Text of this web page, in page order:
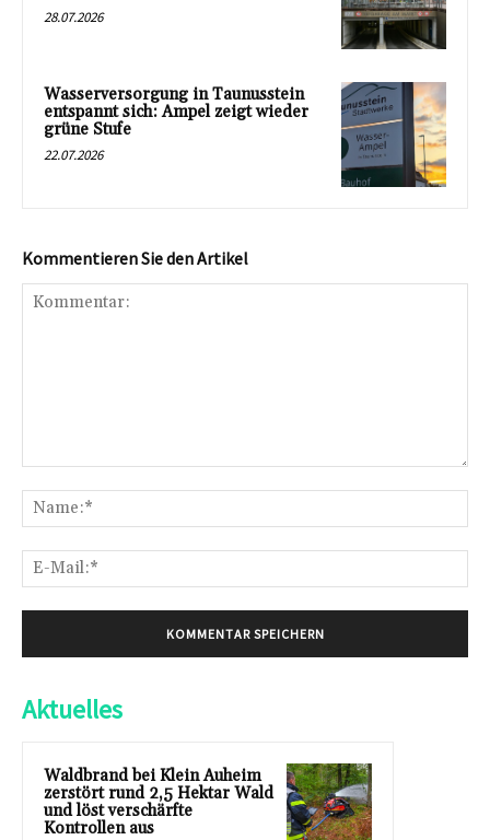
28.07.2026
Wasserversorgung in Taunusstein
entspannt sich: Ampel zeigt wieder
grüne Stufe
22.07.2026
Kommentieren Sie den Artikel
Aktuelles
Waldbrand bei Klein Auheim
zerstört rund 2,5 Hektar Wald
und löst verschärfte
Kontrollen aus